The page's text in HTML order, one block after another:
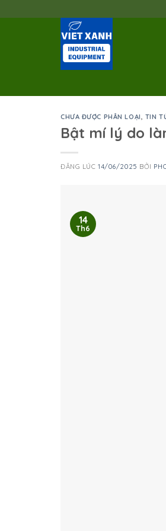
to
CHƯA ĐƯỢC PHÂN LOẠI, TIN
Bật mí lý do
ĐĂNG LÚC14/06/2025 BỞI
14
Th6